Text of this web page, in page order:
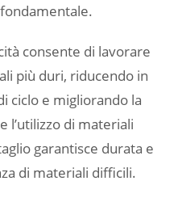
consente di lavorare
più duri, riducendo in
ciclo e migliorando la
l’utilizzo di materiali
garantisce durata e
di materiali difficili.